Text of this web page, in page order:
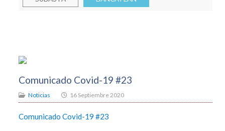
Comunicado Covid-19 #23
Noticias 16 Septiembre 2020
Comunicado Covid-19 #23